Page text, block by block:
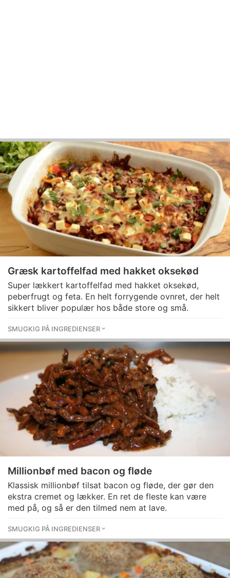
Græsk kartoffelfad med hakket oksekød
Super lækkert kartoffelfad med hakket oksekød,
peberfrugt og feta. En helt forrygende ovnret, der helt
sikkert bliver populær hos både store og små.
SMUGKIG PÅ INGREDIENSER
Millionbøf med bacon og fløde
Klassisk millionbøf tilsat bacon og fløde, der gør den
ekstra cremet og lækker. En ret de fleste kan være
med på, og så er den tilmed nem at lave.
SMUGKIG PÅ INGREDIENSER